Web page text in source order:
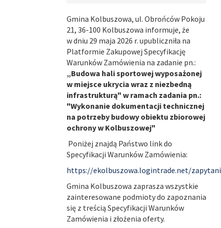
Gmina Kolbuszowa, ul. Obrońców Pokoju
21, 36-100 Kolbuszowa informuje, że
w dniu 29 maja 2026 r. upubliczniła na
Platformie Zakupowej Specyfikację
Warunków Zamówienia na zadanie pn.:
„Budowa hali sportowej wyposażonej
w miejsce ukrycia wraz z niezbedną
infrastrukturą" w ramach zadania pn.:
"Wykonanie dokumentacji technicznej
na potrzeby budowy obiektu zbiorowej
ochrony w Kolbuszowej"
Poniżej znajdą Państwo link do
Specyfikacji Warunków Zamówienia:
https://ekolbuszowa.logintrade.net/
Gmina Kolbuszowa zaprasza wszystkie
zainteresowane podmioty do zapoznania
się z treścią Specyfikacji Warunków
Zamówienia i złożenia oferty.